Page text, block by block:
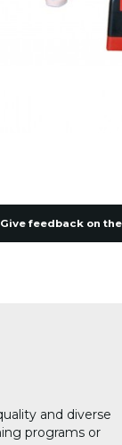
Give feedback on
and diverse
programs or